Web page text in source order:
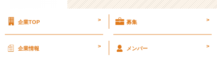
ア
企業TOP > 募集 >
企業情報 > メンバー >